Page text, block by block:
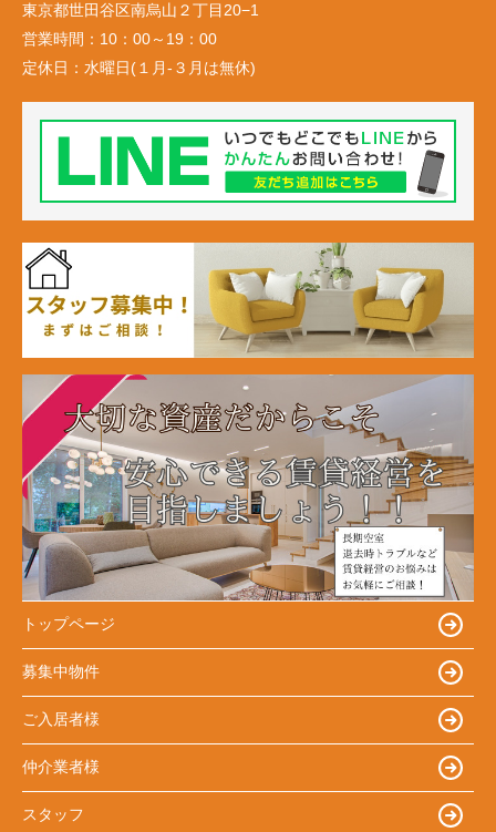
東京都世田谷区南烏山２丁目20−1
営業時間： 10：00～19：00
定休日： 水曜日(１月-３月は無休)
トップページ
募集中物件
ご入居者様
仲介業者様
スタッフ